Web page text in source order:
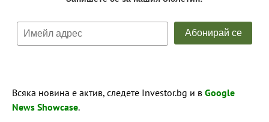
Всяка новина е актив, следете Investor.bg и в Google
News Showcase.